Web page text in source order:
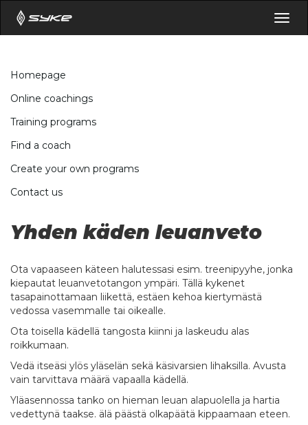
Homepage
Online coachings
Training programs
Find a coach
Create your own programs
Contact us
Yhden käden leuanveto
Ota vapaaseen käteen halutessasi esim. treenipyyhe, jonka
kiepautat leuanvetotangon ympäri. Tällä kykenet
tasapainottamaan liikettä, estäen kehoa kiertymästä
vedossa vasemmalle tai oikealle.
Ota toisella kädellä tangosta kiinni ja laskeudu alas
roikkumaan.
Vedä itseäsi ylös yläselän sekä käsivarsien lihaksilla. Avusta
vain tarvittava määrä vapaalla kädellä.
Yläasennossa tanko on hieman leuan alapuolella ja hartia
vedettynä taakse. älä päästä olkapäätä kippaamaan eteen.